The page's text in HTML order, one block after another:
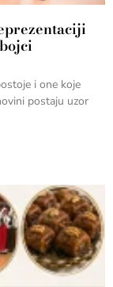
i one koje
postaju uzor